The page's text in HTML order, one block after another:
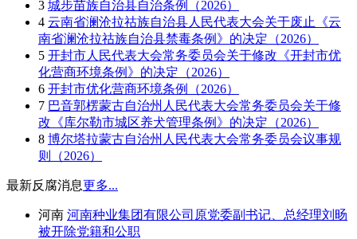
3 城步苗族自治县自治条例（2026）
4 云南省澜沧拉祜族自治县人民代表大会关于废止《云
南省澜沧拉祜族自治县禁毒条例》的决定（2026）
5 开封市人民代表大会常务委员会关于修改《开封市优
化营商环境条例》的决定（2026）
6 开封市优化营商环境条例（2026）
7 巴音郭楞蒙古自治州人民代表大会常务委员会关于修
改《库尔勒市城区养犬管理条例》的决定（2026）
8 博尔塔拉蒙古自治州人民代表大会常务委员会议事规
则（2026）
最新反腐消息更多...
河南 河南种业集团有限公司原党委副书记、总经理刘旸
被开除党籍和公职